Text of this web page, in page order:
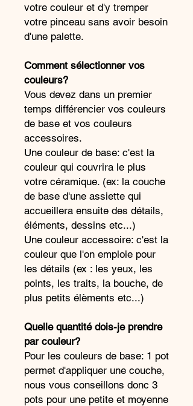
votre couleur et d'y tremper
votre pinceau sans avoir besoin
d'une palette.
Comment sélectionner vos
couleurs?
Vous devez dans un premier
temps différencier vos couleurs
de base et vos couleurs
accessoires.
Une couleur de base: c'est la
couleur qui couvrira le plus
votre céramique. (ex: la couche
de base d'une assiette qui
accueillera ensuite des détails,
éléments, dessins etc...)
Une couleur accessoire: c'est la
couleur que l'on emploie pour
les détails (ex : les yeux, les
points, les traits, la bouche, de
plus petits élèments etc...)
Quelle quantité dois-je prendre
par couleur?
Pour les couleurs de base: 1 pot
permet d'appliquer une couche,
nous vous conseillons donc 3
pots pour une petite et moyenne